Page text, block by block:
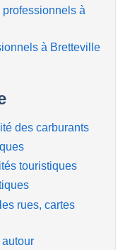
à
à Bretteville
des carburants
touristiques
rues, cartes